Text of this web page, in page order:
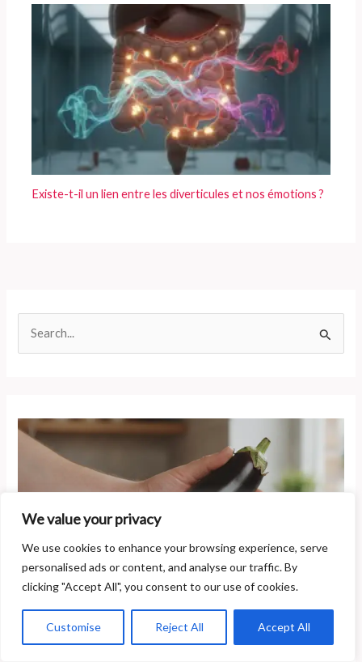
We value your privacy
We use cookies to enhance your browsing experience, serve
personalised ads or content, and analyse our traffic. By
clicking "Accept All", you consent to our use of cookies.
Customise Reject All Accept All
Existe-t-il un lien entre les diverticules et nos émotions ?
e
e
Comment reconnaître les signes d’une allergie aux aubergines